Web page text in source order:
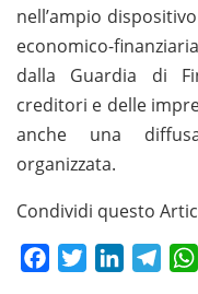
nell’ampio
economico-
dalla Guardia di
creditori e delle
anche una
organizzata.
Condividi questo
FacebookTwitterLinkedIn